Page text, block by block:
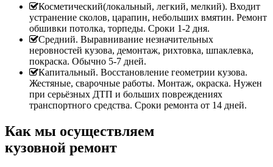
Косметический(локальный, легкий, мелкий). Входит
устранение сколов, царапин, небольших вмятин. Ремонт
обшивки потолка, торпеды. Сроки 1-2 дня.
Средний. Выравнивание незначительных
неровностей кузова, демонтаж, рихтовка, шпаклевка,
покраска. Обычно 5-7 дней.
Капитальный. Восстановление геометрии кузова.
Жестяные, сварочные работы. Монтаж, окраска. Нужен
при серьёзных ДТП и больших повреждениях
транспортного средства. Сроки ремонта от 14 дней.
Как мы осуществляем
кузовной ремонт